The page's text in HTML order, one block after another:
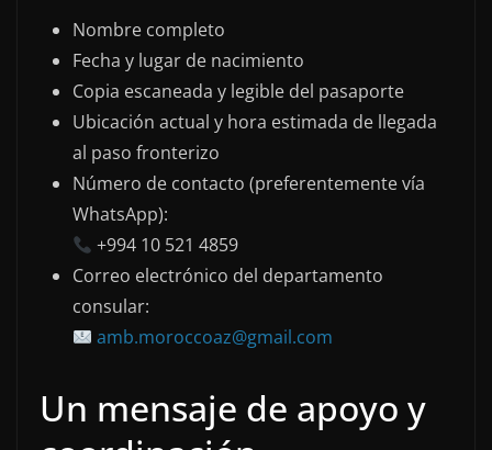
Nombre completo
Fecha y lugar de nacimiento
Copia escaneada y legible del pasaporte
Ubicación actual y hora estimada de llegada
al paso fronterizo
Número de contacto (preferentemente vía
WhatsApp):
+994 10 521 4859
Correo electrónico del departamento
consular:
amb.moroccoaz@gmail.com
Un mensaje de apoyo y